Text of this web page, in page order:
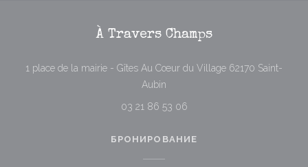
À Travers Champs
1 place de la mairie - Gîtes Au Cœur du Village 62170 Saint-
Aubin
03 21 86 53 06
БРОНИРОВАНИЕ